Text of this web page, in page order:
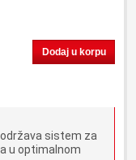
Dodaj u korpu
sistem za
u optimalnom